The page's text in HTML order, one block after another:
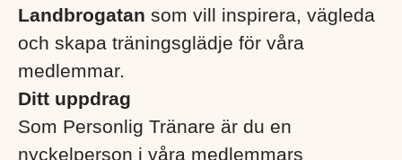
Landbrogatan som vill inspirera, vägleda
och skapa träningsglädje för våra
medlemmar.
Ditt uppdrag
Som Personlig Tränare är du en
nyckelperson i våra medlemmars